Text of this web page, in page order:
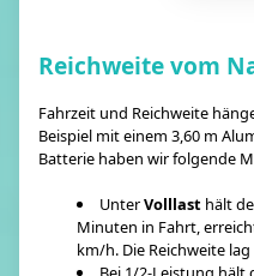
Reichweite vom
Fahrzeit und Reichweite
Beispiel mit einem 3,60 m
Batterie haben wir folgende
UnterVolllasthält
Minuten in Fahrt,
km/h. Die Reichweite